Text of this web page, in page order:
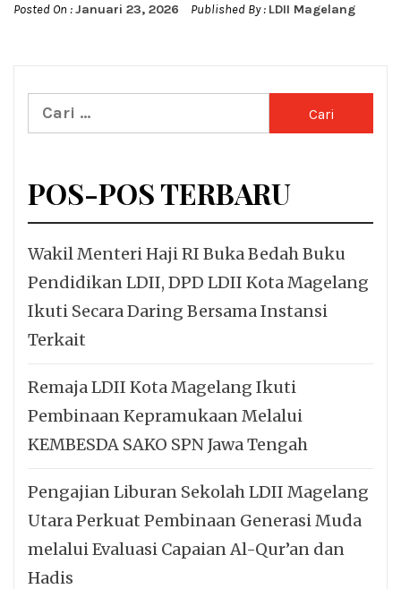
Posted On :Januari 23, 2026 Published By : LDII Magelang
Cari
untuk:
POS-POS TERBARU
Wakil Menteri Haji RI Buka Bedah Buku
Pendidikan LDII, DPD LDII Kota Magelang
Ikuti Secara Daring Bersama Instansi
Terkait
Remaja LDII Kota Magelang Ikuti
Pembinaan Kepramukaan Melalui
KEMBESDA SAKO SPN Jawa Tengah
Pengajian Liburan Sekolah LDII Magelang
Utara Perkuat Pembinaan Generasi Muda
melalui Evaluasi Capaian Al-Qur’an dan
Hadis